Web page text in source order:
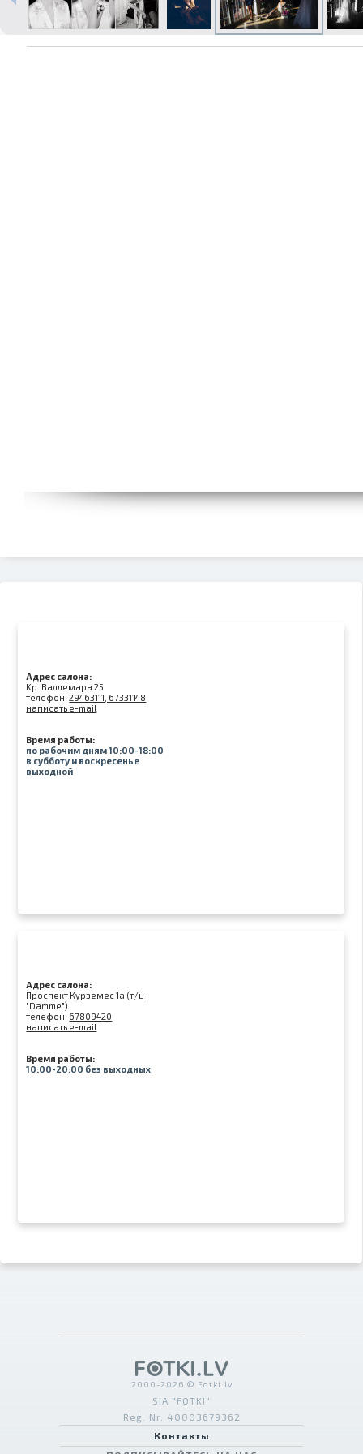
Печать в течение 1 часа в Риге –
Адрес салона:
Kр. Валдемара 25
телефон:29463111, 67331148
написать e-mail
Время работы:
по рабочим дням 10:00-18:00
в субботу и воскресенье
выходной
Адрес салона:
Проспект Курземес 1а (т/ц
"Damme")
телефон: 67809420
написать e-mail
Время работы:
10:00-20:00 без выходных
2000-2026 © Fotki.lv
SIA "FOTKI"
Reģ. Nr. 40003679362
Контакты